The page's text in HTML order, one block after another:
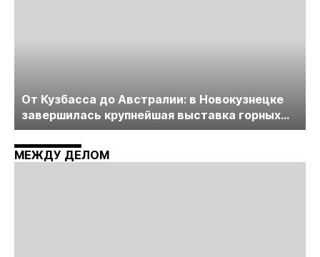
От Кузбасса до Австралии: в Новокузнецке
завершилась крупнейшая выставка горных
технологий «Недра России. Уголь России и
Майнинг»
МЕЖДУ ДЕЛОМ